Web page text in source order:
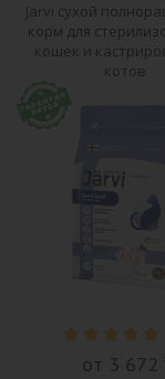
Jarvi сухой
корм для
кошек и
котов
от 3 672